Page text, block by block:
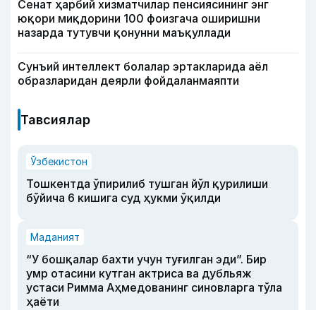
Сенат ҳарбий хизматчилар пенсиясининг энг
юқори миқдорини 100 фоизгача оширишни
назарда тутувчи қонунни маъқуллади
Сунъий интеллект болалар эртакларида аёл
образларидан деярли фойдаланмаяпти
Тавсиялар
Ўзбекистон
Тошкентда ўпирилиб тушган йўл қурилиши
бўйича 6 кишига суд ҳукми ўқилди
Маданият
“У бошқалар бахти учун туғилган эди”. Бир
умр отасини кутган актриса ва дубльяж
устаси Римма Аҳмедованинг синовларга тўла
ҳаёти